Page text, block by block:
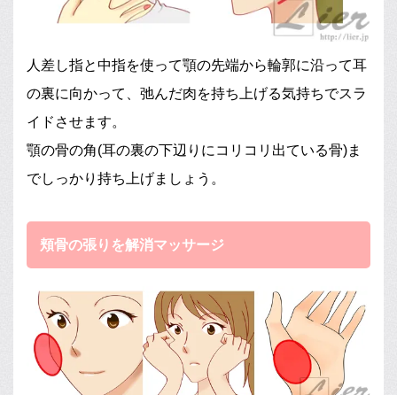
人差し指と中指を使って顎の先端から輪郭に沿って耳
の裏に向かって、弛んだ肉を持ち上げる気持ちでスラ
イドさせます。
顎の骨の角(耳の裏の下辺りにコリコリ出ている骨)ま
でしっかり持ち上げましょう。
頬骨の張りを解消マッサージ